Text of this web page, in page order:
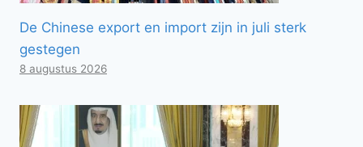
De Chinese export en import zijn in juli sterk
gestegen
8 augustus 2026